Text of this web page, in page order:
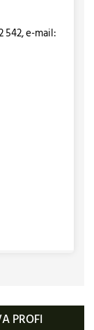
542, e-mail:
PROFI